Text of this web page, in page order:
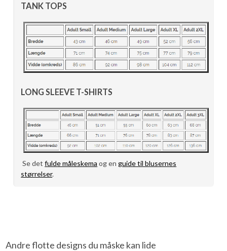
TANK TOPS
LONG SLEEVE T-SHIRTS
Se detfulde måleskema og enguide til blusernes
størrelser.
Andre flotte designs du måske kan lide